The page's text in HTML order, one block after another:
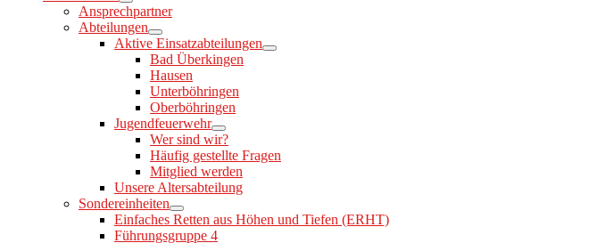
Ansprechpartner
Abteilungen
Aktive Einsatzabteilungen
Bad Überkingen
Hausen
Unterböhringen
Oberböhringen
Jugendfeuerwehr
Wer sind wir?
Häufig gestellte Fragen
Mitglied werden
Unsere Altersabteilung
Sondereinheiten
Einfaches Retten aus Höhen und Tiefen (ERHT)
Führungsgruppe 4